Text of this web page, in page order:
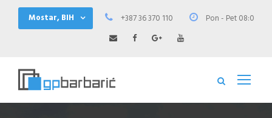
Mostar, BIH +387 36 370 110 Pon - Pet 08:00 -